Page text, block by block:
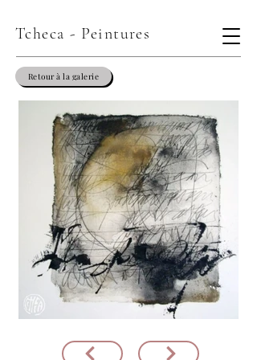
Tcheca - Peintures
Retour à la galerie